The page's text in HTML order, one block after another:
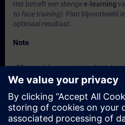
Het betreft een stevige e-learning
to face training) . Plan bijvoorbeeld
optimaal resultaat.
Note
- Elke module vraagt circa 2 tot 4
Je hebt ruim de tijd om alle modules
verloopt de licentie. Kom je er toch
Je kunt de licentie telkens een jaar